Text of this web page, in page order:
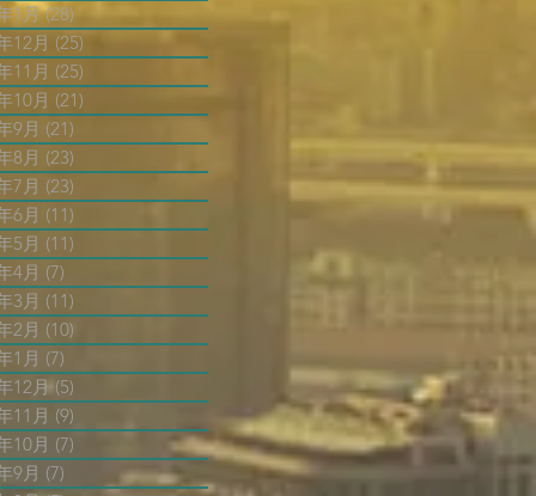
1月 (28) 28 篇文章
12月 (25)
11月 (25)
10月 (21)
9月 (21)
8月 (23)
7月 (23)
6月 (11)
5月 (11)
4月 (7)
3月 (11)
2月 (10)
1月 (7)
12月 (5)
11月 (9)
10月 (7)
9月 (7) 7 篇文章